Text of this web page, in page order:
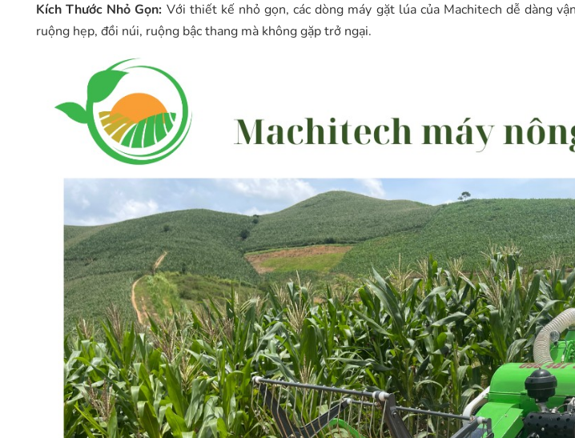
Kích Thước Nhỏ Gọn: Với thiết kế nhỏ gọn, các dòng máy gặt lúa của Machitech dễ dàng
ruộng hẹp, đồi núi, ruộng bậc thang mà không gặp trở ngại.